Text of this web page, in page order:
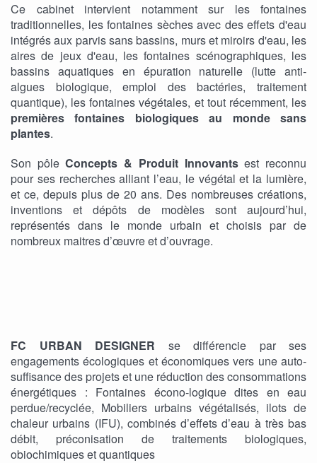
Ce cabinet
intervient notamment sur les fontaines
traditionnelles, les fontaines sèches avec des effets d'eau
intégrés aux parvis sans bassins, murs et miroirs d'eau, les
aires de jeux d'eau, les fontaines scénographiques, les
bassins aquatiques en épuration naturelle (lutte anti-
algues biologique, emploi des bactéries, traitement
quantique), les fontaines végétales, et tout récemment, les
premières fontaines biologiques au monde
sans
plantes.
Son pôleConcepts & Produit Innovantsest reconnu
pour ses recherches alliant l’eau, le végétal et la lumière,
et ce, depuis plus de 20 ans. Des nombreuses créations,
inventions et dépôts de modèles sont aujourd’hui,
représentés dans le monde urbain et choisis par de
nombreux maitres d’œuvre et d’ouvrage.
FC URBAN DESIGNER se différencie par ses
engagements écologiques et économiques vers une auto-
suffisance des projets et une réduction des consommations
énergétiques : Fontaines écono-logique dites en eau
perdue/recyclée, Mobiliers urbains végétalisés, ilots de
chaleur urbains (IFU), combinés d’effets d’eau à très bas
débit, préconisation de traitements biologiques,
obiochimiques et quantiques